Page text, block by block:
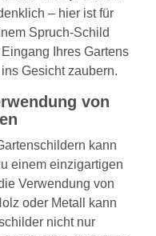
– hier ist für
Spruch-Schild
Ihres Gartens
Gesicht zaubern.
von
kann
einem einzigartigen
Verwendung von
oder Metall kann
nicht nur